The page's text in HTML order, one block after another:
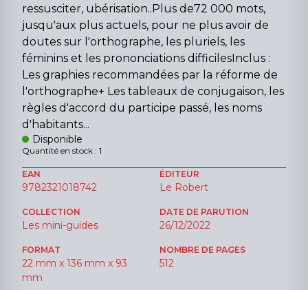
ressusciter, ubérisation..Plus de72 000 mots,
jusqu'aux plus actuels, pour ne plus avoir de
doutes sur l'orthographe, les pluriels, les
féminins et les prononciations difficilesInclus :
Les graphies recommandées par la réforme de
l'orthographe+ Les tableaux de conjugaison, les
règles d'accord du participe passé, les noms
d'habitants...
Disponible
Quantité en stock : 1
EAN
9782321018742
ÉDITEUR
Le Robert
COLLECTION
Les mini-guides
DATE DE PARUTION
26/12/2022
FORMAT
22 mm x 136 mm x 93
mm
NOMBRE DE PAGES
512